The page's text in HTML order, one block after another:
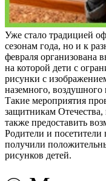
Уже стало традицией
сезонам года, но и к
февраля организована
на которой дети с
рисунки с
наземного, воздушного
Такие мероприятия
защитникам Отечества,
также предоставить
Родители и посетители
получили
рисунков детей.